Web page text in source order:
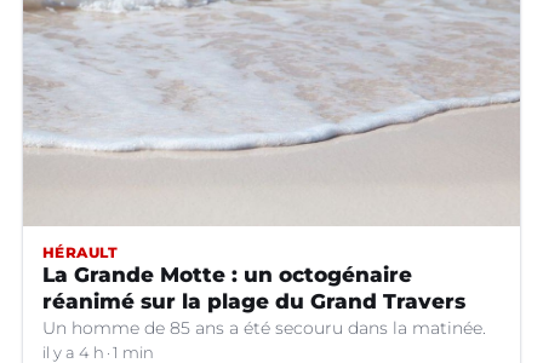
HÉRAULT
La Grande Motte : un octogénaire
réanimé sur la plage du Grand Travers
Un homme de 85 ans a été secouru dans la matinée.
il y a 4 h 1 min